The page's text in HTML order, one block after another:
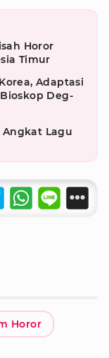
Horor
Timur
Adaptasi
Deg-
Angkat Lagu
Horor